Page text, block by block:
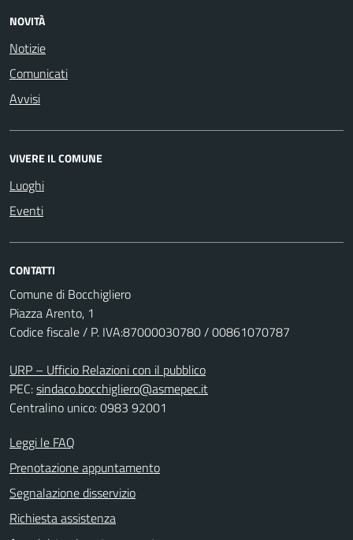
NOVITÀ
Notizie
Comunicati
Avvisi
VIVERE IL COMUNE
Luoghi
Eventi
CONTATTI
Comune di Bocchigliero
Piazza Arento, 1
Codice fiscale / P. IVA:87000030780 / 00861070787
URP – Ufficio Relazioni con il pubblico
PEC:sindaco.bocchigliero@asmepec.it
Centralino unico: 0983 92001
Leggi le FAQ
Prenotazione appuntamento
Segnalazione disservizio
Richiesta assistenza